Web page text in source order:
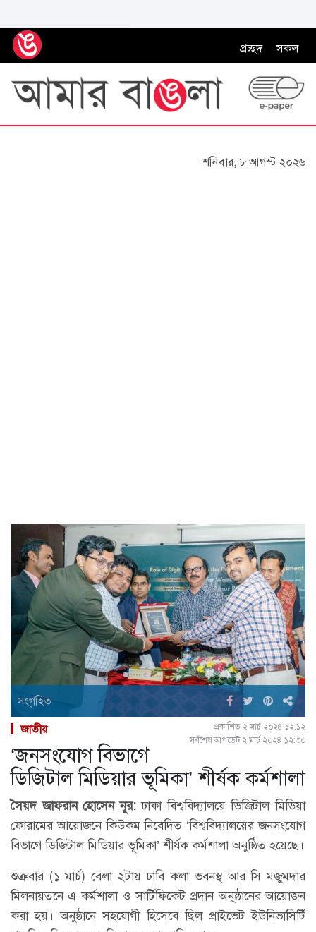
প্রচ্ছদ সকল
শনিবার, ৮ আগস্ট ২০২৬
সংগৃহিত
জাতীয়
প্রকাশিত ২ মার্চ ২০২৪ ১২:১২
সর্বশেষ আপডেট ২ মার্চ ২০২৪ ১২:৩০
‘জনসংযোগ বিভাগে
ডিজিটাল মিডিয়ার ভূমিকা’ শীর্ষক কর্মশালা
সৈয়দ জাফরান হোসেন নূর:ঢাকা বিশ্ববিদ্যালয়ে ডিজিটাল মিডিয়া
ফোরামের আয়োজনে কিউকম নিবেদিত ‘বিশ্ববিদ্যালয়ের জনসংযোগ
বিভাগে ডিজিটাল মিডিয়ার ভূমিকা’ শীর্ষক কর্মশালা অনুষ্ঠিত হয়েছে।
শুক্রবার (১ মার্চ) বেলা ২টায় ঢাবি কলা ভবনস্থ আর সি মজুমদার
মিলনায়তনে এ কর্মশালা ও সার্টিফিকেট প্রদান অনুষ্ঠানের আয়োজন
করা হয়। অনুষ্ঠানে সহযোগী হিসেবে ছিল প্রাইভেট ইউনিভাসির্টি